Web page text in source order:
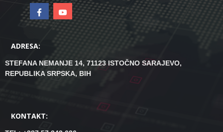
ADRESA:
STEFANA NEMANJE 14, 71123 ISTOČNO SARAJEVO,
REPUBLIKA SRPSKA, BIH
KONTAKT: